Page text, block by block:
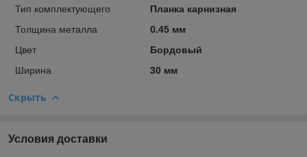
Тип комплектующего
Планка карнизная
Толщина металла
0.45 мм
Цвет
Бордовый
Ширина
30 мм
Скрыть
Условия доставки